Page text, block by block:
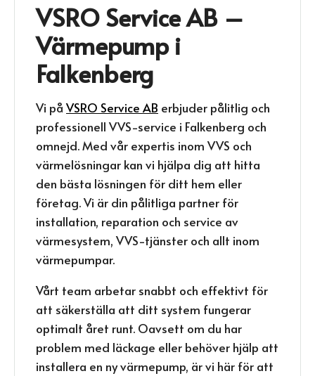
VSRO Service AB –
Värmepump i
Falkenberg
Vi på VSRO Service AB erbjuder pålitlig och
professionell VVS-service i Falkenberg och
omnejd. Med vår expertis inom VVS och
värmelösningar kan vi hjälpa dig att hitta
den bästa lösningen för ditt hem eller
företag. Vi är din pålitliga partner för
installation, reparation och service av
värmesystem, VVS-tjänster och allt inom
värmepumpar.
Vårt team arbetar snabbt och effektivt för
att säkerställa att ditt system fungerar
optimalt året runt. Oavsett om du har
problem med läckage eller behöver hjälp att
installera en ny värmepump, är vi här för att